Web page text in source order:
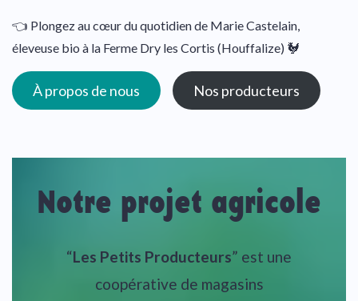
👈 Plongez au cœur du quotidien de Marie Castelain,
éleveuse bio à la Ferme Dry les Cortis (Houffalize) 🐓
À propos de nous Nos producteurs
Notre projet agricole
“Les Petits Producteurs” est une
coopérative de magasins